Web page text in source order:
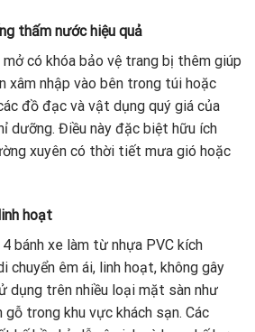
thấm nước hiệu quả
có khóa bảo vệ trang bị thêm giúp
xâm nhập vào bên trong túi hoặc
đồ đạc và vật dụng quý giá của
dưỡng. Điều này đặc biệt hữu ích
xuyên có thời tiết mưa gió hoặc
hoạt
bánh xe làm từ nhựa PVC kích
chuyển êm ái, linh hoạt, không gây
dụng trên nhiều loại mặt sàn như
gỗ trong khu vực khách sạn. Các